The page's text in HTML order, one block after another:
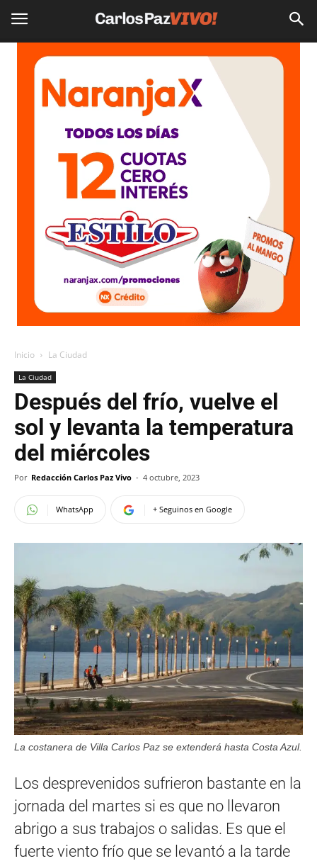
Inicio La Ciudad
La Ciudad
Después del frío, vuelve el
sol y levanta la temperatura
del miércoles
Por Redacción Carlos Paz Vivo - 4 octubre, 2023
WhatsApp + Seguinos en Google
La costanera de Villa Carlos Paz se extenderá hasta Costa Azul.
Los desprevenidos sufrieron bastante en la
jornada del martes si es que no llevaron
abrigo a sus trabajos o salidas. Es que el
fuerte viento frío que se levantó a la tarde